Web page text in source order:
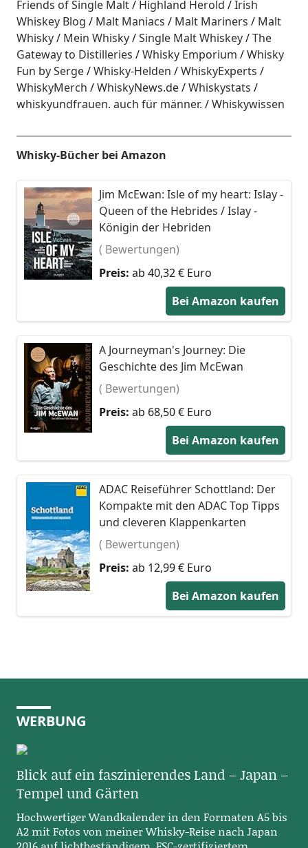
Friends of Single Malt Highland Herold
Irish
Whiskey Blog
Malt Maniacs Malt Mariners
Malt
Whisky
Mein Whisky Single Malt Whiskey
The
Gateway to Distilleries
Whisky Emporium
Whisky
Fun by Serge
Whisky-Helden
WhiskyExperts
WhiskyMerch
WhiskyNews.de
Whiskystats
whiskyundfrauen. auch für männer.
Whiskywissen
Whisky-Bücher bei Amazon
Jim McEwan: Isle of my heart: Islay -
Queen of the Hebrides / Islay -
Königin der Hebriden
( Bewertungen)
Preis: ab 40,32 € Euro
Bei Amazon kaufen
A Journeyman's Journey: Die
Geschichte des Jim McEwan
( Bewertungen)
Preis: ab 68,50 € Euro
Bei Amazon kaufen
ADAC Reiseführer Schottland: Der
Kompakte mit den ADAC Top Tipps
und cleveren Klappenkarten
( Bewertungen)
Preis: ab 12,99 € Euro
Bei Amazon kaufen
WERBUNG
Blick auf ein faszinierendes Land – Japan –
Tempel und Gärten
Hochwertiger Wandkalender in den Formaten A5 bis
A2 mit Fotos von meiner Whisky-Reise nach Japan